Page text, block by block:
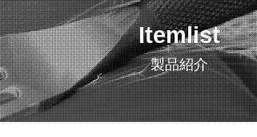
Itemlist
製品紹介